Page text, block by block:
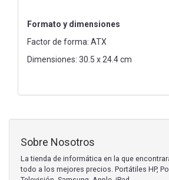
Formato y dimensiones
Factor de forma: ATX
Dimensiones: 30.5 x 24.4 cm
Sobre Nosotros
La tienda de informática en la que
todo a los mejores precios. Portátiles HP,